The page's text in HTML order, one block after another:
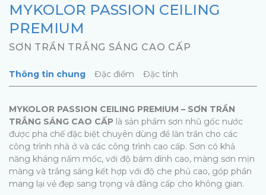
MYKOLOR PASSION CEILING
PREMIUM
SƠN TRẦN TRẮNG SÁNG CAO CẤP
Thông tin chung Đặc điểm Đặc tính
MYKOLOR PASSION CEILING PREMIUM – SƠN TRẦN
TRẮNG SÁNG CAO CẤP là sản phẩm sơn nhũ gốc nước
được pha chế đặc biệt chuyên dùng để lăn trần cho các
công trình nhà ở và các công trình cao cấp. Sơn có khả
năng kháng nấm mốc, với độ bám dính cao, màng sơn mịn
màng và trắng sáng kết hợp với độ che phủ cao, góp phần
mang lại vẻ đẹp sang trọng và đẳng cấp cho không gian.